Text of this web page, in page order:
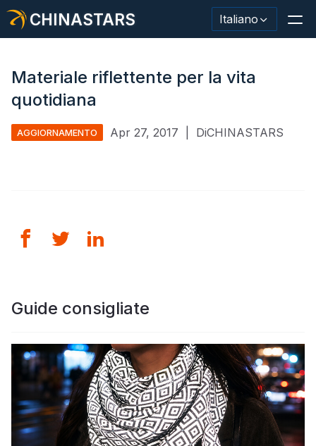
CHINASTARS Italiano
Lavaggio industriale Trim
Catalogare
Video
Contatto
Materiale riflettente per la vita
quotidiana
AGGIORNAMENTO Apr 27, 2017 DiCHINASTARS
Guide consigliate